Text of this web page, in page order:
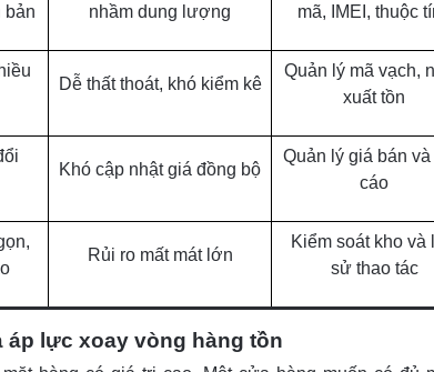
bản
nhầm dung lượng
mã, IMEI, thuộc
Dễ thất thoát, khó kiểm kê
Quản lý mã vạch,
xuất tồn
Khó cập nhật giá đồng bộ
Quản lý giá bán
cáo
Rủi ro mất mát lớn
Kiểm soát kho và
sử thao tác
áp lực xoay vòng hàng tồn